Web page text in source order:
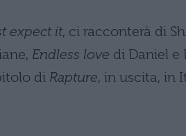
expect it, ci racconterà di
Endless love di Daniel e
di Rapture, in uscita, in